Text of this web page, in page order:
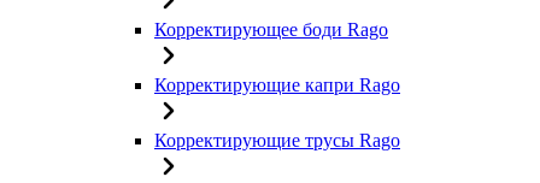
Корректирующее боди Rago
Корректирующие капри Rago
Корректирующие трусы Rago